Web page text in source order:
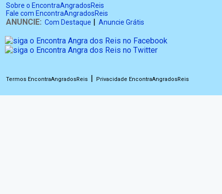
Sobre o EncontraAngradosReis
Fale com EncontraAngradosReis
ANUNCIE: Com Destaque | Anuncie Grátis
Termos EncontraAngradosReis | Privacidade EncontraAngradosReis